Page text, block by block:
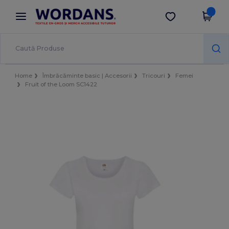
× Aplicația Wordans
Prețuri mai bune în aplicație!
Descarcă app
Home Îmbrăcăminte basic | Accesorii Tricouri
Femei
Fruit of the Loom SC1422